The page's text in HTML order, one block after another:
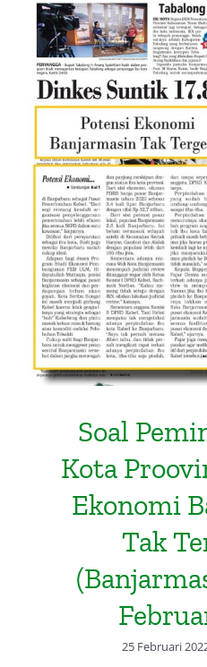
Soal
Proovinsi:
Banjarmasin
(Banjarmasin
Soal
Kota
Ekonomi
Tak
25 Februari